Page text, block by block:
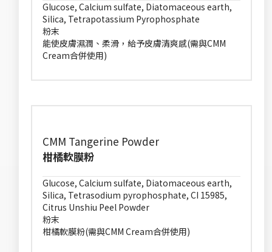
Glucose, Calcium sulfate, Diatomaceous earth,
Silica, Tetrapotassium Pyrophosphate
粉末
能使皮膚濕潤、柔滑，給予皮膚清爽感(需與CMM
Cream合併使用)
CMM Tangerine Powder
柑橘軟膜粉
Glucose, Calcium sulfate, Diatomaceous earth,
Silica, Tetrasodium pyrophosphate, CI 15985,
Citrus Unshiu Peel Powder
粉末
柑橘軟膜粉(需與CMM Cream合併使用)